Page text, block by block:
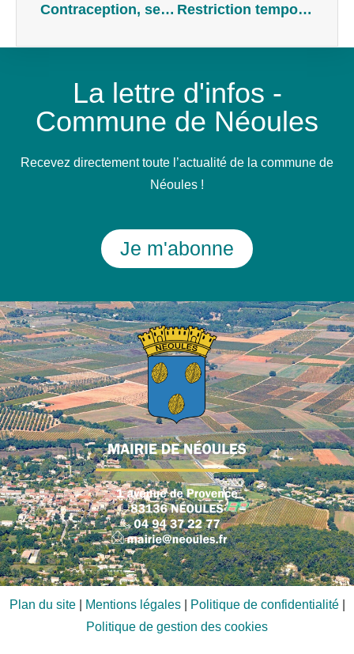
Contraception, sexualité, couple ou violences conjugales | Permanences téléphoniques ou en téléconsultations pour les Varoises Restriction temporaire de l’usage de l’eau potable
La lettre d'infos -
Commune de Néoules
Recevez directement toute l’actualité de la commune de
Néoules !
Je m'abonne
Plan du site| Mentions légales| Politique de confidentialité|
Politique de gestion des cookies